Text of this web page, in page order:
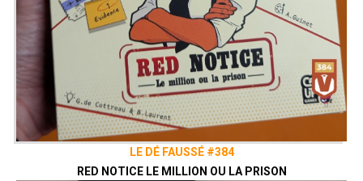
LE DÉ FAUSSÉ #384
RED NOTICE LE MILLION OU LA PRISON